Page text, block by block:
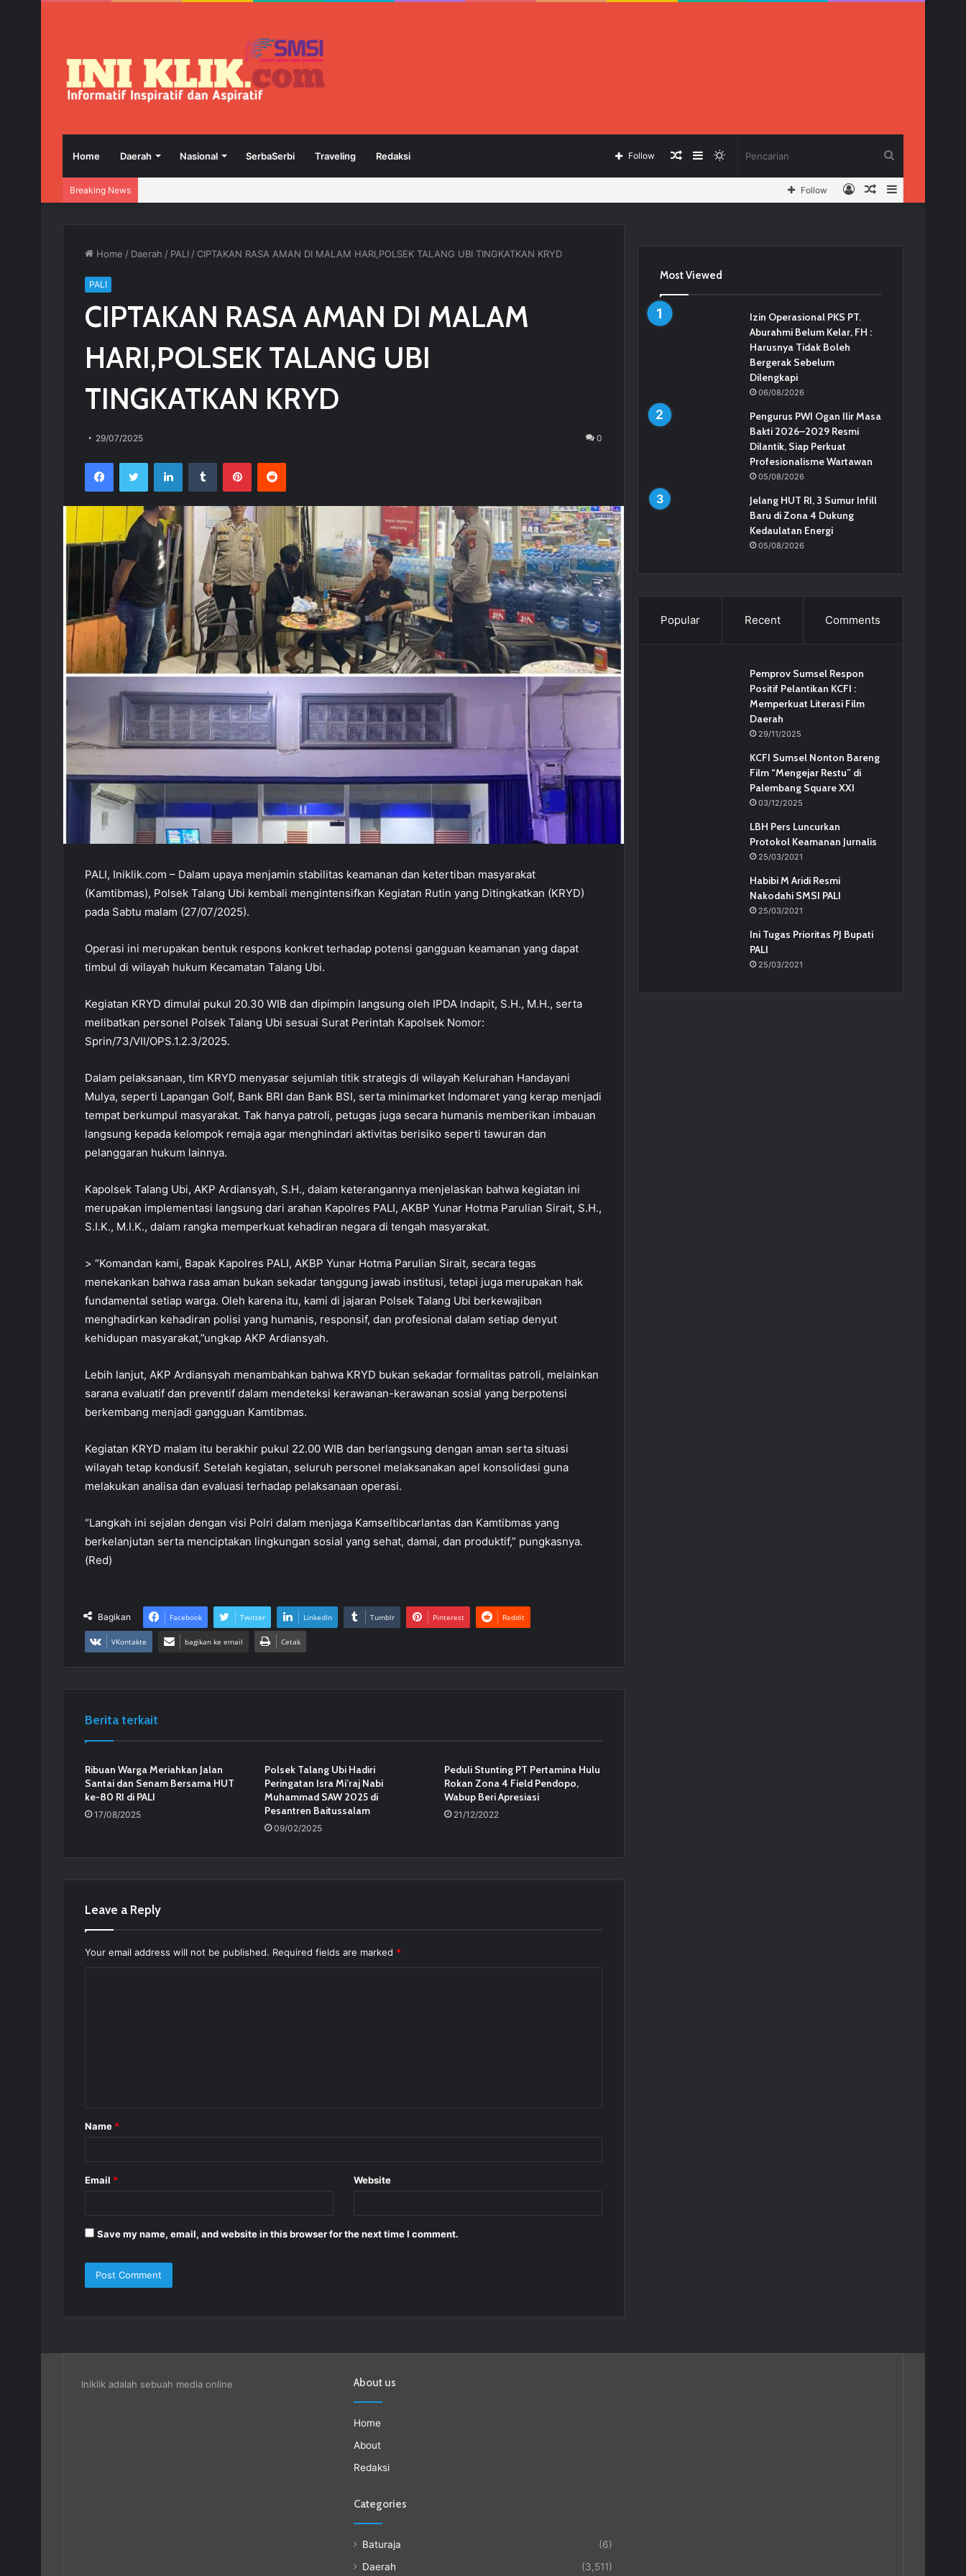
Home Daerah Nasional SerbaSerbi Traveling Redaksi Switch
Sidebar
Berita
Follow
Breaking News
Berita
Log
Follow
Home / Daerah / PALI / CIPTAKAN RASA AMAN DI MALAM HARI,POLSEK TALANG UBI TINGKATKAN KRYD
PALI
CIPTAKAN RASA AMAN DI MALAM
HARI,POLSEK TALANG UBI
TINGKATKAN KRYD
29/07/2025 0
PALI, Iniklik.com – Dalam upaya menjamin stabilitas keamanan dan ketertiban masyarakat
(Kamtibmas), Polsek Talang Ubi kembali mengintensifkan Kegiatan Rutin yang Ditingkatkan (KRYD)
pada Sabtu malam (27/07/2025).
Operasi ini merupakan bentuk respons konkret terhadap potensi gangguan keamanan yang dapat
timbul di wilayah hukum Kecamatan Talang Ubi.
Kegiatan KRYD dimulai pukul 20.30 WIB dan dipimpin langsung oleh IPDA Indapit, S.H., M.H., serta
melibatkan personel Polsek Talang Ubi sesuai Surat Perintah Kapolsek Nomor:
Sprin/73/VII/OPS.1.2.3/2025.
Dalam pelaksanaan, tim KRYD menyasar sejumlah titik strategis di wilayah Kelurahan Handayani
Mulya, seperti Lapangan Golf, Bank BRI dan Bank BSI, serta minimarket Indomaret yang kerap menjadi
tempat berkumpul masyarakat. Tak hanya patroli, petugas juga secara humanis memberikan imbauan
langsung kepada kelompok remaja agar menghindari aktivitas berisiko seperti tawuran dan
pelanggaran hukum lainnya.
Kapolsek Talang Ubi, AKP Ardiansyah, S.H., dalam keterangannya menjelaskan bahwa kegiatan ini
merupakan implementasi langsung dari arahan Kapolres PALI, AKBP Yunar Hotma Parulian Sirait, S.H.,
S.I.K., M.I.K., dalam rangka memperkuat kehadiran negara di tengah masyarakat.
> “Komandan kami, Bapak Kapolres PALI, AKBP Yunar Hotma Parulian Sirait, secara tegas
menekankan bahwa rasa aman bukan sekadar tanggung jawab institusi, tetapi juga merupakan hak
fundamental setiap warga. Oleh karena itu, kami di jajaran Polsek Talang Ubi berkewajiban
menghadirkan kehadiran polisi yang humanis, responsif, dan profesional dalam setiap denyut
kehidupan masyarakat,”ungkap AKP Ardiansyah.
Lebih lanjut, AKP Ardiansyah menambahkan bahwa KRYD bukan sekadar formalitas patroli, melainkan
sarana evaluatif dan preventif dalam mendeteksi kerawanan-kerawanan sosial yang berpotensi
berkembang menjadi gangguan Kamtibmas.
Kegiatan KRYD malam itu berakhir pukul 22.00 WIB dan berlangsung dengan aman serta situasi
wilayah tetap kondusif. Setelah kegiatan, seluruh personel melaksanakan apel konsolidasi guna
melakukan analisa dan evaluasi terhadap pelaksanaan operasi.
“Langkah ini sejalan dengan visi Polri dalam menjaga Kamseltibcarlantas dan Kamtibmas yang
berkelanjutan serta menciptakan lingkungan sosial yang sehat, damai, dan produktif,” pungkasnya.
(Red)
Bagikan Facebook Twitter LinkedIn Tumblr Pinterest Reddit
VKontakte bagikan ke email Cetak
Berita terkait
Ribuan Warga Meriahkan Jalan
Santai dan Senam Bersama HUT
ke-80 RI di PALI
17/08/2025
Polsek Talang Ubi Hadiri
Peringatan Isra Mi’raj Nabi
Muhammad SAW 2025 di
Pesantren Baitussalam
09/02/2025
Peduli Stunting PT Pertamina Hulu
Rokan Zona 4 Field Pendopo,
Wabup Beri Apresiasi
21/12/2022
Leave a Reply
Your email address will not be published. Required fields are marked *
*
Name *
Email * Website
Save my name, email, and website in this browser for the next time I comment.
Most Viewed
Izin Operasional PKS PT.
Aburahmi Belum Kelar, FH :
Harusnya Tidak Boleh
Bergerak Sebelum
Dilengkapi
06/08/2026
Pengurus PWI Ogan Ilir Masa
Bakti 2026–2029 Resmi
Dilantik, Siap Perkuat
Profesionalisme Wartawan
05/08/2026
Jelang HUT RI, 3 Sumur Infill
Baru di Zona 4 Dukung
Kedaulatan Energi
05/08/2026
Popular Recent Comments
Pemprov Sumsel Respon
Positif Pelantikan KCFI :
Memperkuat Literasi Film
Daerah
29/11/2025
KCFI Sumsel Nonton Bareng
Film “Mengejar Restu” di
Palembang Square XXI
03/12/2025
LBH Pers Luncurkan
Protokol Keamanan Jurnalis
25/03/2021
Habibi M Aridi Resmi
Nakodahi SMSI PALI
25/03/2021
Ini Tugas Prioritas PJ Bupati
PALI
25/03/2021
Iniklik adalah sebuah media online About us
Home
About
Redaksi
Categories
Baturaja
(6)
Daerah
(3,511)